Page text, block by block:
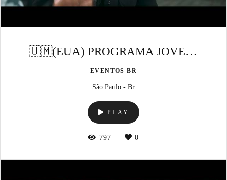
🇺🇲(EUA) PROGRAMA JOVENS EMBAIXADORES
EVENTOS BR
São Paulo - Br
PLAY
797 0